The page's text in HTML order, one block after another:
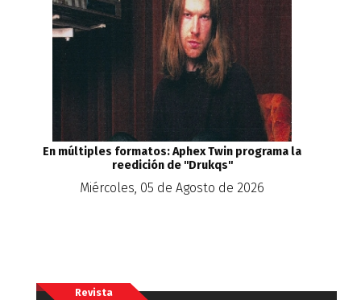
En múltiples formatos: Aphex Twin programa la
reedición de ''Drukqs''
Miércoles, 05 de Agosto de 2026
Revista